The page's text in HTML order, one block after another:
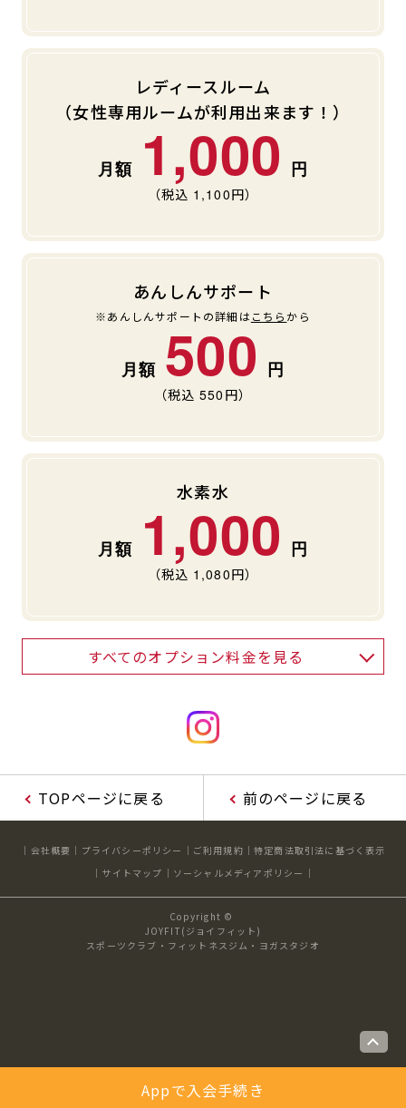
レディースルーム
（女性専用ルームが利用出来ます！）
1,000
（税込 1,100円）
あんしんサポート
※あんしんサポートの詳細はこちら から
500
（税込 550 円）
水素水
1,000
（税込 1,080円）
すべてのオプション料金を見る
Appで入会手続き
TOPページに戻る 前のページに戻る
会社概要 プライバシーポリシー ご利用規約
特定商法取引法に基づく表示
サイトマップ
ソーシャルメディアポリシー
Copyright ©
JOYFIT(ジョイフィット)
スポーツクラブ・フィットネスジム・ヨガスタジオ